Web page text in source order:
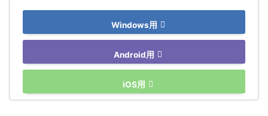
Windows用
Android用
iOS用